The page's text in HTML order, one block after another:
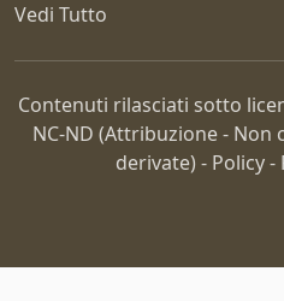
Vedi Tutto
Contenuti rilasciati sotto
NC-ND (Attribuzione - Non
derivate) - Policy-